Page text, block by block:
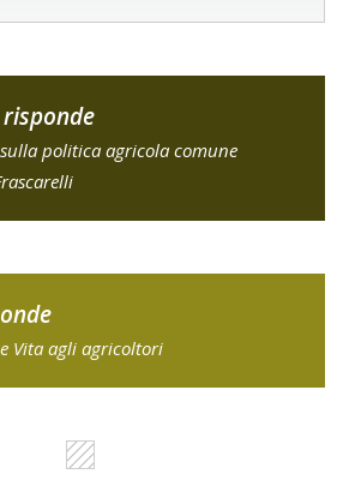
politica agricola comune
Vita agli agricoltori